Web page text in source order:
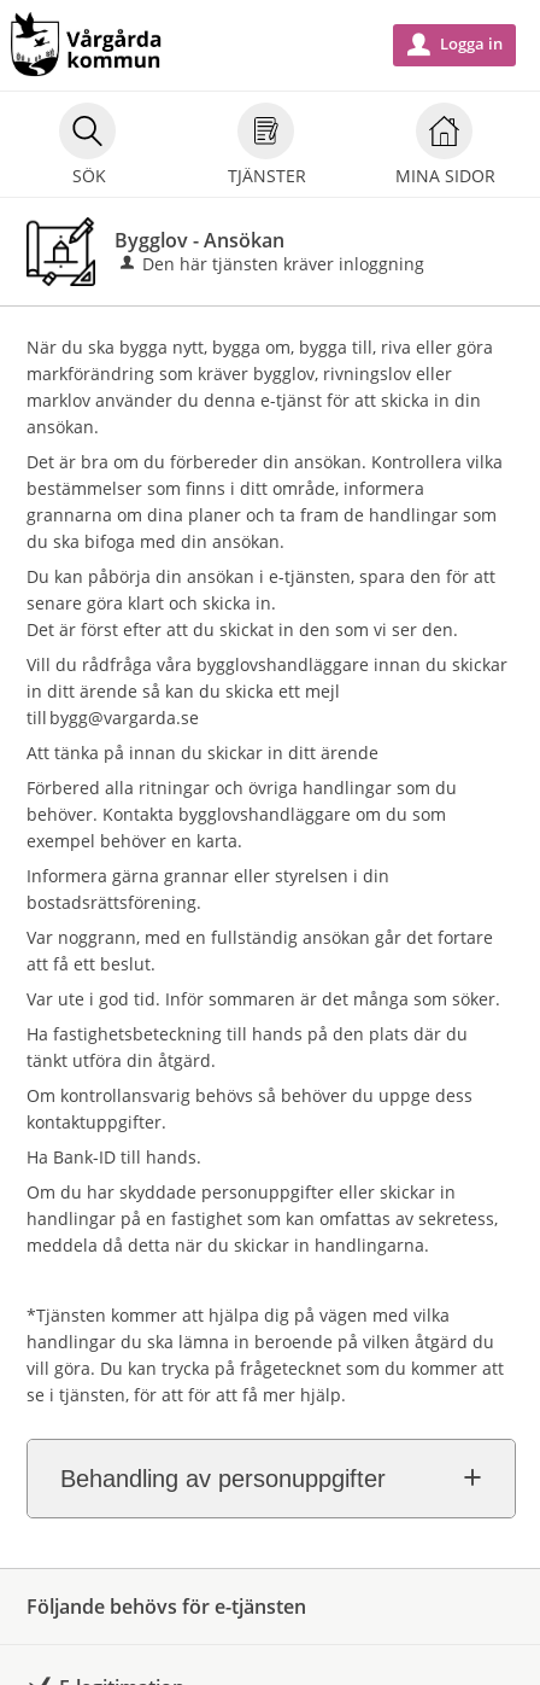
Välkommen
till
e-
tjänster
Vårgårda
kommun
SÖK TJÄNSTER MINA SIDOR
u Logga in
Bygglov - Ansökan
Den här tjänsten kräver inloggning
När du ska bygga nytt, bygga om, bygga till, riva eller göra
markförändring som kräver bygglov, rivningslov eller
marklov använder du denna e-tjänst för att skicka in din
ansökan.
Det är bra om du förbereder din ansökan. Kontrollera vilka
bestämmelser som finns i ditt område, informera
grannarna om dina planer och ta fram de handlingar som
du ska bifoga med din ansökan.
Du kan påbörja din ansökan i e-tjänsten, spara den för att
senare göra klart och skicka in.
Det är först efter att du skickat in den som vi ser den.
Vill du rådfråga våra bygglovshandläggare innan du skickar
in ditt ärende så kan du skicka ett mejl
till bygg@vargarda.se
Att tänka på innan du skickar in ditt ärende
Förbered alla ritningar och övriga handlingar som du
behöver. Kontakta bygglovshandläggare om du som
exempel behöver en karta.
Informera gärna grannar eller styrelsen i din
bostadsrättsförening.
Var noggrann, med en fullständig ansökan går det fortare
att få ett beslut.
Var ute i god tid. Inför sommaren är det många som söker.
Ha fastighetsbeteckning till hands på den plats där du
tänkt utföra din åtgärd.
Om kontrollansvarig behövs så behöver du uppge dess
kontaktuppgifter.
Ha Bank-ID till hands.
Om du har skyddade personuppgifter eller skickar in
handlingar på en fastighet som kan omfattas av sekretess,
meddela då detta när du skickar in handlingarna.
*Tjänsten kommer att hjälpa dig på vägen med vilka
handlingar du ska lämna in beroende på vilken åtgärd du
vill göra. Du kan trycka på frågetecknet som du kommer att
se i tjänsten, för att för att få mer hjälp.
Behandling av personuppgifter
Följande behövs för e-tjänsten